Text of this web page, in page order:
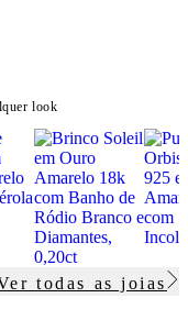
look
todas as joias